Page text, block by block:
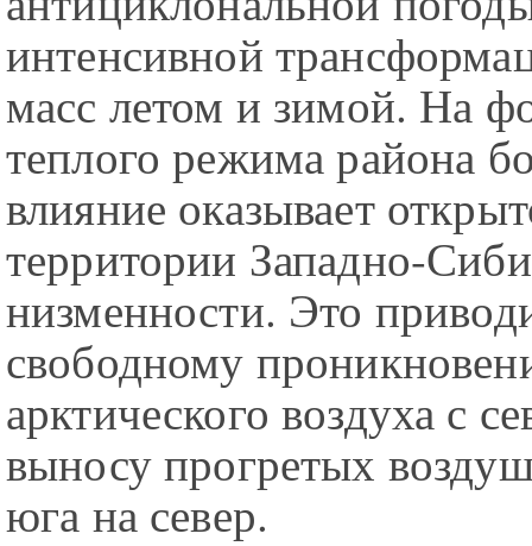
интенсивной
масс летом и зимой. На
теплого режима района
влияние оказывает
территории Западно-
низменности. Это
свободному
арктического воздуха с
выносу прогретых
юга на север.